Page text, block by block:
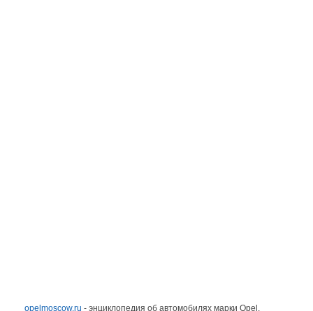
opelmoscow.ru - энциклопедия об автомобилях марки Opel.